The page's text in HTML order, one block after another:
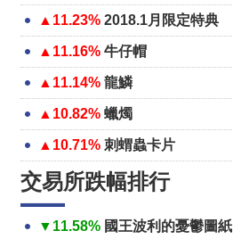
▲11.23% 2018.1月限定特典
▲11.16% 牛仔帽
▲11.14% 龍鱗
▲10.82% 蠟燭
▲10.71% 刺蝟蟲卡片
交易所跌幅排行
▼11.58% 國王波利的憂鬱圖紙